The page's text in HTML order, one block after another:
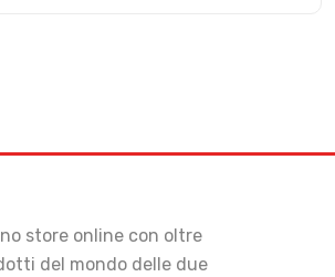
store online con oltre
del mondo delle due